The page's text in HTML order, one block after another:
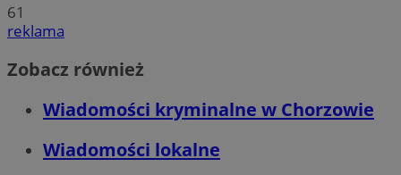
61
reklama
Zobacz również
Wiadomości kryminalne w Chorzowie
Wiadomości lokalne